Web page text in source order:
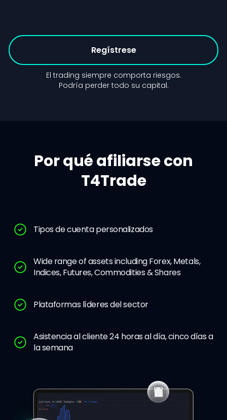
Regístrese
El trading siempre comporta riesgos.
Podría perder todo su capital.
Por qué afiliarse con
T4Trade
Tipos de cuenta personalizados
Wide range of assets including Forex, Metals,
Indices, Futures, Commodities & Shares
Plataformas líderes del sector
Asistencia al cliente 24 horas al día, cinco días a
la semana